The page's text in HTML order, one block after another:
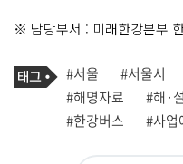
※ 담당부서 : 미래한강본부
기
사
관
련
태
태
그
#서울 #서울시
#해명자료
#해·
#한강버스
#사업